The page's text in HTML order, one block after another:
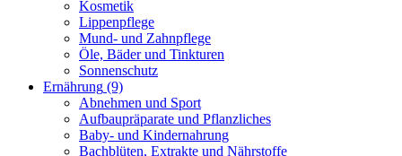
Kosmetik
Lippenpflege
Mund- und Zahnpflege
Öle, Bäder und Tinkturen
Sonnenschutz
Ernährung (9)
Abnehmen und Sport
Aufbaupräparate und Pflanzliches
Baby- und Kindernahrung
Bachblüten, Extrakte und Nährstoffe